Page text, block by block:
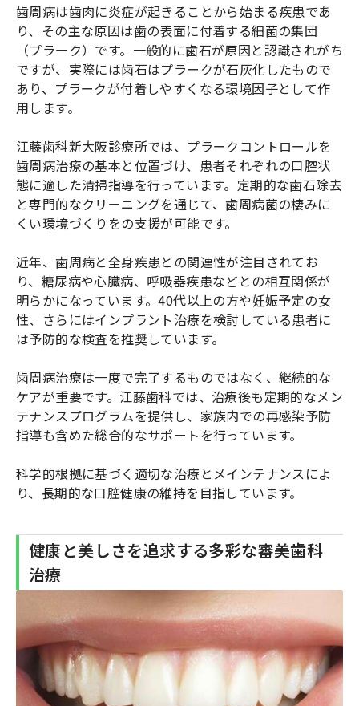
歯周病は歯肉に炎症が起きることから始まる疾患であ
り、その主な原因は歯の表面に付着する細菌の集団
（プラーク）です。一般的に歯石が原因と認識されがち
ですが、実際には歯石はプラークが石灰化したもので
あり、プラークが付着しやすくなる環境因子として作
用します。
江藤歯科新大阪診療所では、プラークコントロールを
歯周病治療の基本と位置づけ、患者それぞれの口腔状
態に適した清掃指導を行っています。定期的な歯石除去
と専門的なクリーニングを通じて、歯周病菌の棲みに
くい環境づくりをの支援が可能です。
近年、歯周病と全身疾患との関連性が注目されてお
り、糖尿病や心臓病、呼吸器疾患などとの相互関係が
明らかになっています。40代以上の方や妊娠予定の女
性、さらにはインプラント治療を検討している患者に
は予防的な検査を推奨しています。
歯周病治療は一度で完了するものではなく、継続的な
ケアが重要です。江藤歯科では、治療後も定期的なメン
テナンスプログラムを提供し、家族内での再感染予防
指導も含めた総合的なサポートを行っています。
科学的根拠に基づく適切な治療とメインテナンスによ
り、長期的な口腔健康の維持を目指しています。
健康と美しさを追求する多彩な審美歯科
治療